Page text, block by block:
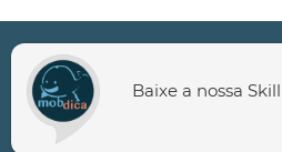
Baixe a nossa